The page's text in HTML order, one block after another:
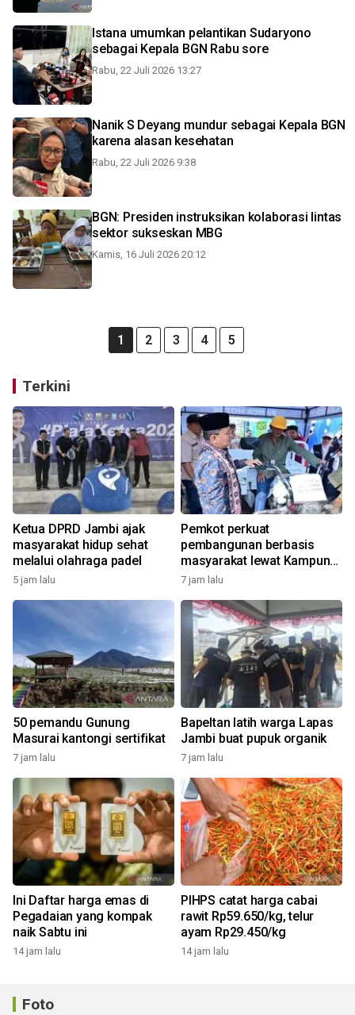
Istana umumkan pelantikan Sudaryono
sebagai Kepala BGN Rabu sore
Rabu, 22 Juli 2026 13:27
Nanik S Deyang mundur sebagai Kepala BGN
karena alasan kesehatan
Rabu, 22 Juli 2026 9:38
BGN: Presiden instruksikan kolaborasi lintas
sektor sukseskan MBG
Kamis, 16 Juli 2026 20:12
1 2 3 4 5
Terkini
Ketua DPRD Jambi ajak
masyarakat hidup sehat
melalui olahraga padel
5 jam lalu
Pemkot perkuat
pembangunan berbasis
masyarakat lewat Kampung
Bahagia
7 jam lalu
50 pemandu Gunung
Masurai kantongi sertifikat
7 jam lalu
Bapeltan latih warga Lapas
Jambi buat pupuk organik
7 jam lalu
Ini Daftar harga emas di
Pegadaian yang kompak
naik Sabtu ini
14 jam lalu
PIHPS catat harga cabai
rawit Rp59.650/kg, telur
ayam Rp29.450/kg
14 jam lalu
Foto